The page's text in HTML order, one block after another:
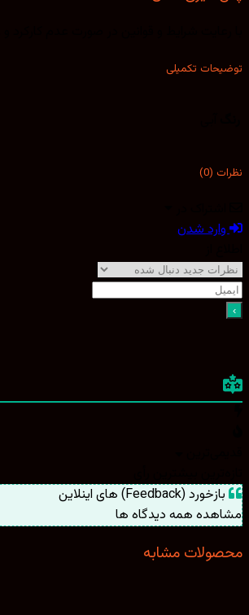
توضیحات تکمیلی
نظرات (0)
وارد شدن
بازخورد (Feedback) های اینلاین
مشاهده همه دیدگاه ها
محصولات مشابه